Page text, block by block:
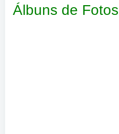
Álbuns de Fotos